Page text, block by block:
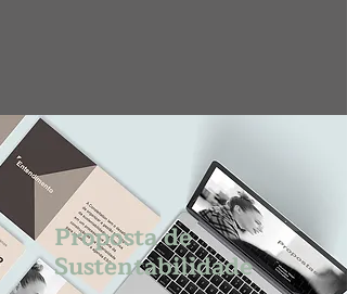
Proposta de
Sustentabilidade